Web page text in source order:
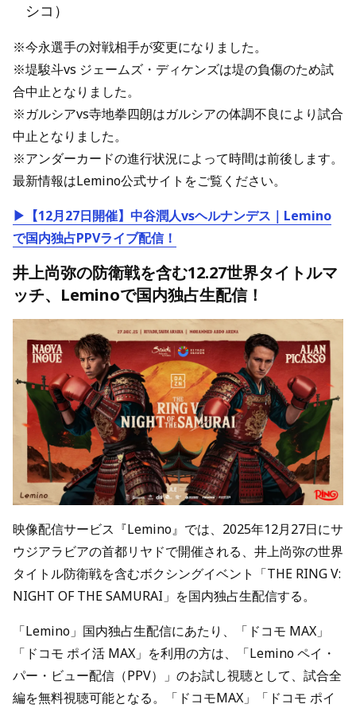
シコ）
※今永選手の対戦相手が変更になりました。
※堤駿斗vs ジェームズ・ディケンズは堤の負傷のため試
合中止となりました。
※ガルシアvs寺地拳四朗はガルシアの体調不良により試合
中止となりました。
※アンダーカードの進行状況によって時間は前後します。
最新情報はLemino公式サイトをご覧ください。
▶【12月27日開催】中谷潤人vsヘルナンデス｜Lemino
で国内独占PPVライブ配信！
井上尚弥の防衛戦を含む12.27世界タイトルマ
ッチ、Leminoで国内独占生配信！
映像配信サービス『Lemino』では、2025年12月27日にサ
ウジアラビアの首都リヤドで開催される、井上尚弥の世界
タイトル防衛戦を含むボクシングイベント「THE RING V:
NIGHT OF THE SAMURAI」を国内独占生配信する。
「Lemino」国内独占生配信にあたり、「ドコモ MAX」
「ドコモ ポイ活 MAX」を利用の方は、「Lemino ペイ・
パー・ビュー配信（PPV）」のお試し視聴として、試合全
編を無料視聴可能となる。「ドコモMAX」「ドコモ ポイ